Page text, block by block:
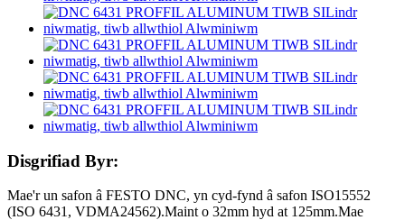
Disgrifiad Byr:
Mae'r un safon â FESTO DNC, yn cyd-fynd â safon ISO15552
(ISO 6431, VDMA24562).Maint o 32mm hyd at 125mm.Mae